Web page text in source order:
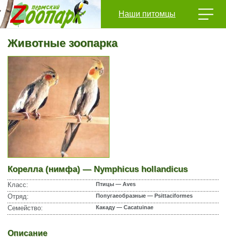
Наши питомцы
Животные зоопарка
Корелла (нимфа) — Nymphicus hollandicus
Класс: Птицы — Aves
Отряд: Попугаеобразные — Psittaciformes
Семейство: Какаду — Cacatuinae
Описание